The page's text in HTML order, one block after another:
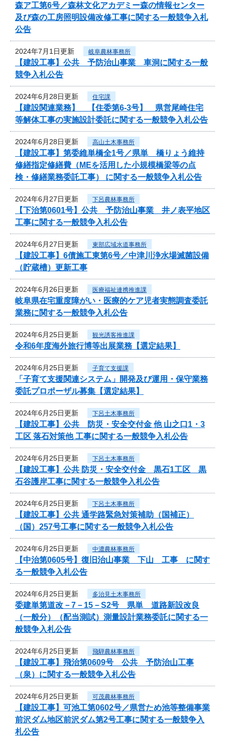
森ア工第6号／森林文化アカデミー森の情報センター
及び森の工房照明設備改修工事に関する一般競争入札
公告
2024年7月1日更新 岐阜農林事務所
【建設工事】公共 予防治山事業 車洞に関する一般
競争入札公告
2024年6月28日更新 住宅課
【建設関連業務】 【住委第6-3号】 県営尾崎住宅
等解体工事の実施設計委託に関する一般競争入札公告
2024年6月28日更新 高山土木事務所
【建設工事】第委維単橋全1号／県単 橋りょう維持
修繕指定修繕費（MEを活用した小規模橋梁等の点
検・修繕業務委託工事） に関する一般競争入札公告
2024年6月27日更新 下呂農林事務所
【下治第0601号】公共 予防治山事業 井ノ表平地区
工事に関する一般競争入札公告
2024年6月27日更新 東部広域水道事務所
【建設工事】6債施工東第6号／中津川浄水場滅菌設備
（貯蔵槽）更新工事
2024年6月26日更新 医療福祉連携推進課
岐阜県在宅重度障がい・医療的ケア児者実態調査委託
業務に関する一般競争入札公告
2024年6月25日更新 観光誘客推進課
令和6年度海外旅行博等出展業務【選定結果】
2024年6月25日更新 子育て支援課
「子育て支援関連システム」開発及び運用・保守業務
委託プロポーザル募集【選定結果】
2024年6月25日更新 下呂土木事務所
【建設工事】公共 防災・安全交付金 他 山之口1・3
工区 落石対策他 工事に関する一般競争入札公告
2024年6月25日更新 下呂土木事務所
【建設工事】公共 防災・安全交付金 黒石1工区 黒
石谷護岸工事に関する一般競争入札公告
2024年6月25日更新 下呂土木事務所
【建設工事】公共 通学路緊急対策補助（国補正）
（国）257号工事に関する一般競争入札公告
2024年6月25日更新 中濃農林事務所
【中治第0605号】復旧治山事業 下山 工事 に関す
る一般競争入札公告
2024年6月25日更新 多治見土木事務所
委建単第道改－7－15－S2号 県単 道路新設改良
（一般分）（配当測試）測量設計業務委託に関する一
般競争入札公告
2024年6月25日更新 飛騨農林事務所
【建設工事】飛治第0609号 公共 予防治山工事
（泉）に関する一般競争入札公告
2024年6月25日更新 可茂農林事務所
【建設工事】可池工第0602号／県営ため池等整備事業
前沢ダム地区前沢ダム第2号工事に関する一般競争入
札公告